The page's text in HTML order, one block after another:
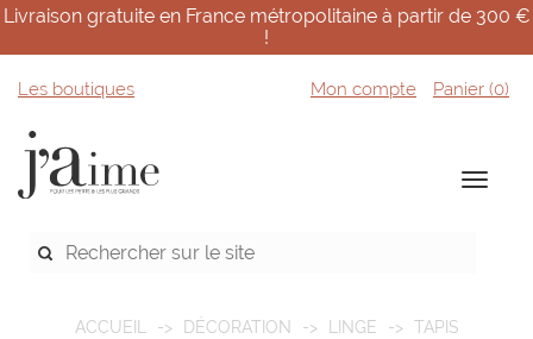
Livraison gratuite en France métropolitaine à partir de 300 €
!
Les boutiques Mon compte Panier (0)
ACCUEIL DÉCORATION LINGE
TAPIS